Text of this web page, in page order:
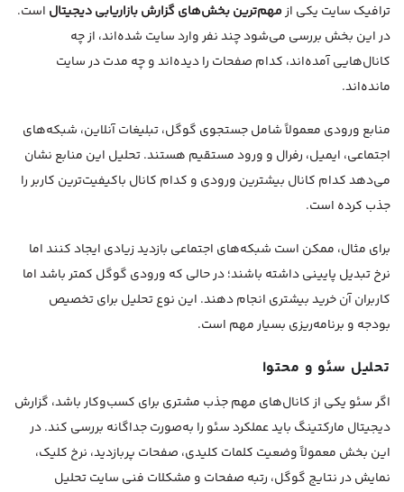
ترافیک سایت یکی ازمهم‌ترین بخش‌های گزارش بازاریابی دیجیتال است.
در این بخش بررسی می‌شود چند نفر وارد سایت شده‌اند، از چه
کانال‌هایی آمده‌اند، کدام صفحات را دیده‌اند و چه مدت در سایت
مانده‌اند.
منابع ورودی معمولاً شامل جستجوی گوگل، تبلیغات آنلاین، شبکه‌های
اجتماعی، ایمیل، رفرال و ورود مستقیم هستند. تحلیل این منابع نشان
می‌دهد کدام کانال بیشترین ورودی و کدام کانال باکیفیت‌ترین کاربر را
جذب کرده است.
برای مثال، ممکن است شبکه‌های اجتماعی بازدید زیادی ایجاد کنند اما
نرخ تبدیل پایینی داشته باشند؛ در حالی که ورودی گوگل کمتر باشد اما
کاربران آن خرید بیشتری انجام دهند. این نوع تحلیل برای تخصیص
بودجه و برنامه‌ریزی بسیار مهم است.
تحلیل سئو و محتوا
اگر سئو یکی از کانال‌های مهم جذب مشتری برای کسب‌وکار باشد، گزارش
دیجیتال مارکتینگ باید عملکرد سئو را به‌صورت جداگانه بررسی کند. در
این بخش معمولاً وضعیت کلمات کلیدی، صفحات پربازدید، نرخ کلیک،
نمایش در نتایج گوگل، رتبه صفحات و مشکلات فنی سایت تحلیل